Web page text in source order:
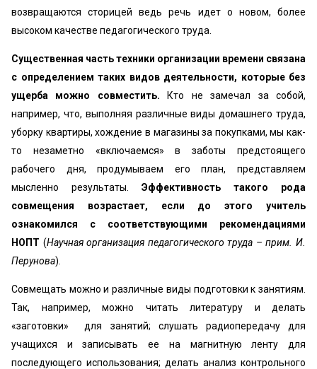
возвращаются сторицей ведь речь идет о новом, более
высоком качестве педагогического труда.
Существенная часть техники организации времени связана
с определением таких видов деятельности, которые без
ущерба можно совместить. Кто не замечал за собой,
например, что, выполняя различные виды домашнего труда,
уборку квартиры, хождение в магазины за покупками, мы как-
то незаметно «включаемся» в заботы предстоящего
рабочего дня, продумываем его план, представляем
мысленно результаты. Эффективность такого рода
совмещения возрастает, если до этого учитель
ознакомился с соответствующими рекомендациями
НОПТ (Научная организация педагогического труда – прим. И.
Перунова).
Совмещать можно и различные виды подготовки к занятиям.
Так, например, можно читать литературу и делать
«заготовки‎» для занятий; слушать радиопередачу для
учащихся и записывать ее на магнитную ленту для
последующего использования; делать анализ контрольного